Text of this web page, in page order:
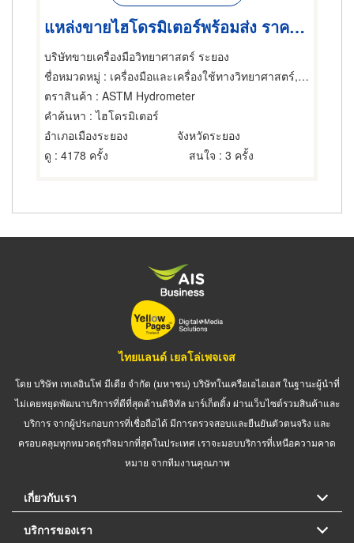
แหล่งขายไฮโดรมิเตอร์พร้อมส่ง ราคาไม่แพง ระยอง
บริษัทขายเครื่องมือวิทยาศาสตร์ ระยอง
ชื่อหมวดหมู่ : เครื่องมือและเครื่องใช้ทางวิทยาศาสตร์,อุปกรณ์และเครื่องใช้ห้องทดลอง,อุปกรณ์และเครื่องใช้แพทย์และศัลยแพทย์
ตราสินค้า : ASTM Hydrometer
คำค้นหา : ไฮโดรมิเตอร์
อำเภอเมืองระยอง
จังหวัดระยอง
ดู : 4178 ครั้ง สนใจ : 3 ครั้ง
ไทยแลนด์ เยลโล่เพจเจส
โดย บริษัท เทเลอินโฟ มีเดีย จำกัด (มหาชน) บริษัทในเครือเอไอเอส ในฐานะผู้นำที่
ไม่เคยหยุดพัฒนาบริการที่ดีที่สุดด้านดิจิทัล มาร์เก็ตติ้ง ผ่านเว็บไซต์รวมสินค้าและ
บริการ จากผู้ประกอบการที่เชื่อถือได้ มีการตรวจสอบและยืนยันตัวตนจริง และ
ครอบคลุมทุกหมวดธุรกิจมากที่สุดในประเทศ เราจะมอบบริการที่เหนือความคาด
หมาย จากทีมงานคุณภาพ
เกี่ยวกับเรา
บริการของเรา